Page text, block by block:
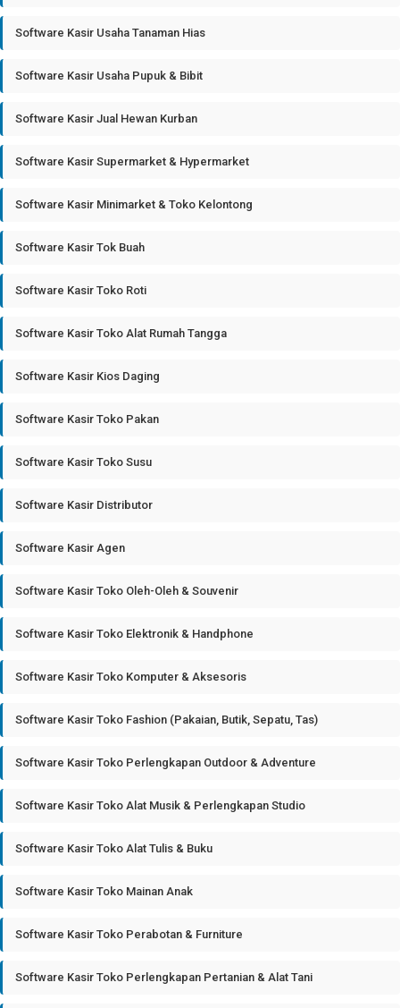
Software Kasir Usaha Tanaman Hias
Software Kasir Usaha Pupuk & Bibit
Software Kasir Jual Hewan Kurban
Software Kasir Supermarket & Hypermarket
Software Kasir Minimarket & Toko Kelontong
Software Kasir Tok Buah
Software Kasir Toko Roti
Software Kasir Toko Alat Rumah Tangga
Software Kasir Kios Daging
Software Kasir Toko Pakan
Software Kasir Toko Susu
Software Kasir Distributor
Software Kasir Agen
Software Kasir Toko Oleh-Oleh & Souvenir
Software Kasir Toko Elektronik & Handphone
Software Kasir Toko Komputer & Aksesoris
Software Kasir Toko Fashion (Pakaian, Butik, Sepatu, Tas)
Software Kasir Toko Perlengkapan Outdoor & Adventure
Software Kasir Toko Alat Musik & Perlengkapan Studio
Software Kasir Toko Alat Tulis & Buku
Software Kasir Toko Mainan Anak
Software Kasir Toko Perabotan & Furniture
Software Kasir Toko Perlengkapan Pertanian & Alat Tani